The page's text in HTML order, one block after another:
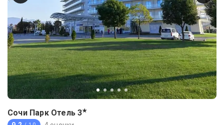
Сочи Парк Отель 3★